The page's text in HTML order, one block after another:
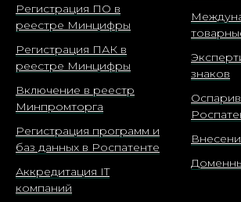
Регистрация ПО в
реестре Минцифры
Регистрация ПАК в
реестре Минцифры
Включение в реестр
Минпромторга
Регистрация программ и
баз данных в Роспатенте
Аккредитация IT
компаний
знаков